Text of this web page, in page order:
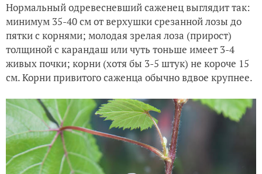
Нормальный одревесневший саженец выглядит так:
минимум 35-40 см от верхушки срезанной лозы до
пятки с корнями; молодая зрелая лоза (прирост)
толщиной с карандаш или чуть тоньше имеет 3-4
живых почки; корни (хотя бы 3-5 штук) не короче 15
см. Корни привитого саженца обычно вдвое крупнее.